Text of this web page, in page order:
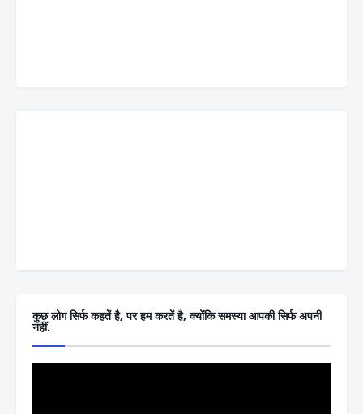
कुछ लोग सिर्फ कहतें है, पर हम करतें है, क्योंकि समस्या आपकी सिर्फ अपनी
नहीं.